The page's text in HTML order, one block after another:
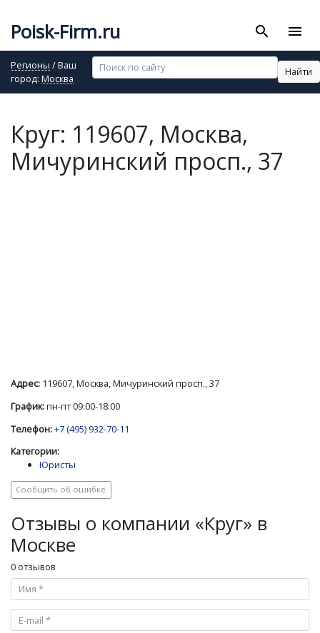
Poisk-Firm.ru search menu
Регионы / Ваш
город: Москва
Найти
Круг: 119607, Москва,
Мичуринский просп., 37
Адрес: 119607, Москва, Мичуринский просп., 37
График:пн-пт 09:00-18:00
Телефон:+7 (495) 932-70-11
Категории:
Юристы
Сообщить об ошибке
Отзывы о компании «Круг» в
Москве
0 отзывов